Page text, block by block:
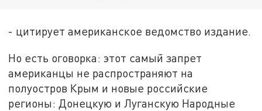
- цитирует американское ведомство издание.
Но есть оговорка: этот самый запрет
американцы не распространяют на
полуостров Крым и новые российские
регионы: Донецкую и Луганскую Народные